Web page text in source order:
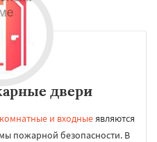
двери
и входныеявляются
пожарной безопасности. В